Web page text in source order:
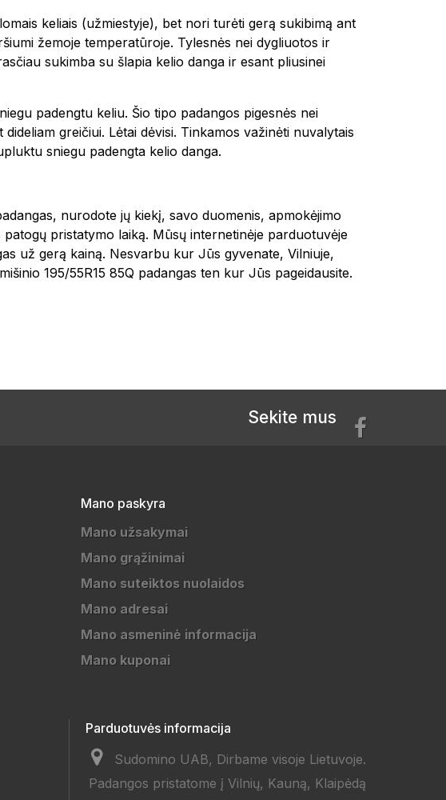
keliais (užmiestyje), bet nori turėti gerą sukibimą ant
žemoje temperatūroje. Tylesnės nei dygliuotos ir
sukimba su šlapia kelio danga ir esant pliusinei
padengtu keliu. Šio tipo padangos pigesnės nei
greičiui. Lėtai dėvisi. Tinkamos važinėti nuvalytais
sniegu padengta kelio danga.
nurodote jų kiekį, savo duomenis, apmokėjimo
pristatymo laiką. Mūsų internetinėje parduotuvėje
už gerą kainą. Nesvarbu kur Jūs gyvenate, Vilniuje,
195/55R15 85Q padangas ten kur Jūs pageidausite.
Sekite mus
Mano paskyra
Mano užsakymai
Mano grąžinimai
Mano suteiktos nuolaidos
Mano adresai
Mano asmeninė informacija
Mano kuponai
Parduotuvės informacija
Sudomino UAB, Dirbame visoje Lietuvoje.
Padangos pristatome į Vilnių, Kauną, Klaipėdą